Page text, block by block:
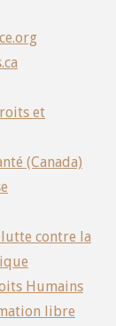
et
(Canada)
contre la
Humains
libre